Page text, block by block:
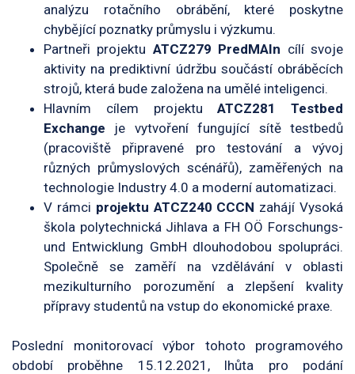
analýzu rotačního obrábění, které poskytne
chybějící poznatky průmyslu i výzkumu.
Partneři projektu ATCZ279 PredMAIn cílí svoje
aktivity na prediktivní údržbu součástí obráběcích
strojů, která bude založena na umělé inteligenci.
Hlavním cílem projektuATCZ281 Testbed
Exchange je vytvoření fungující sítě testbedů
(pracoviště připravené pro testování a vývoj
různých průmyslových scénářů), zaměřených na
technologie Industry 4.0 a moderní automatizaci.
V rámci projektu ATCZ240 CCCN zahájí Vysoká
škola polytechnická Jihlava a FH OÖ Forschungs-
und Entwicklung GmbH dlouhodobou spolupráci.
Společně se zaměří na vzdělávání v oblasti
mezikulturního porozumění a zlepšení kvality
přípravy studentů na vstup do ekonomické praxe.
Poslední monitorovací výbor tohoto programového
období proběhne 15.12.2021, lhůta pro podání